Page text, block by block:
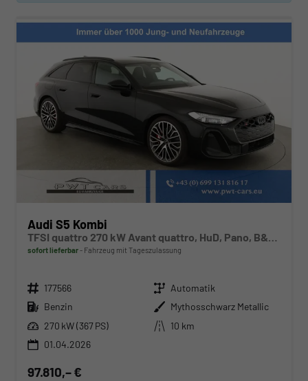
Audi S5 Kombi
TFSI quattro 270 kW Avant quattro, HuD, Pano, B&O, Leder, 20-Zoll, TechPro, sofort
sofort lieferbar Fahrzeug mit Tageszulassung
Fahrzeugnr. 177566 Getriebe Automatik
Kraftstoff Benzin Außenfarbe Mythosschwarz Metallic
Leistung 270 kW (367 PS) Kilometerstand
10 km
01.04.2026
97.810,– €